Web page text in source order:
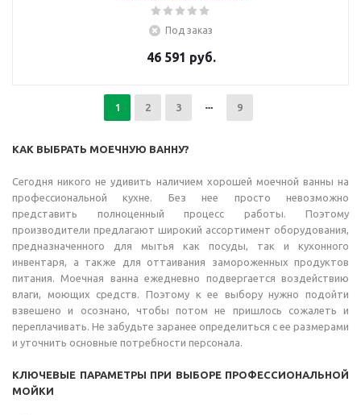
борт
Под заказ
46 591 руб.
1 2 3 9
КАК ВЫБРАТЬ МОЕЧНУЮ ВАННУ?
Сегодня никого не удивить наличием хорошей моечной ванны на
профессиональной кухне. Без нее просто невозможно
представить полноценный процесс работы. Поэтому
производители предлагают широкий ассортимент оборудования,
предназначенного для мытья как посуды, так и кухонного
инвентаря, а также для оттаивания замороженных продуктов
питания. Моечная ванна ежедневно подвергается воздействию
влаги, моющих средств. Поэтому к ее выбору нужно подойти
взвешено и осознано, чтобы потом не пришлось сожалеть и
переплачивать. Не забудьте заранее определиться с ее размерами
и уточнить основные потребности персонала.
КЛЮЧЕВЫЕ ПАРАМЕТРЫ ПРИ ВЫБОРЕ ПРОФЕССИОНАЛЬНОЙ
МОЙКИ